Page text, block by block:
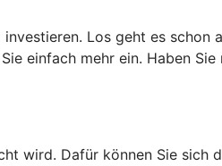
Los geht es schon
einfach mehr ein. Haben Sie
wird. Dafür können Sie sich